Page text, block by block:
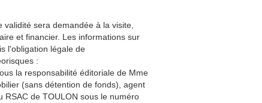
sera demandée à la visite,
et financier. Les informations sur
l'obligation légale de
:
la responsabilité éditoriale de Mme
(sans détention de fonds), agent
RSAC de TOULON sous le numéro